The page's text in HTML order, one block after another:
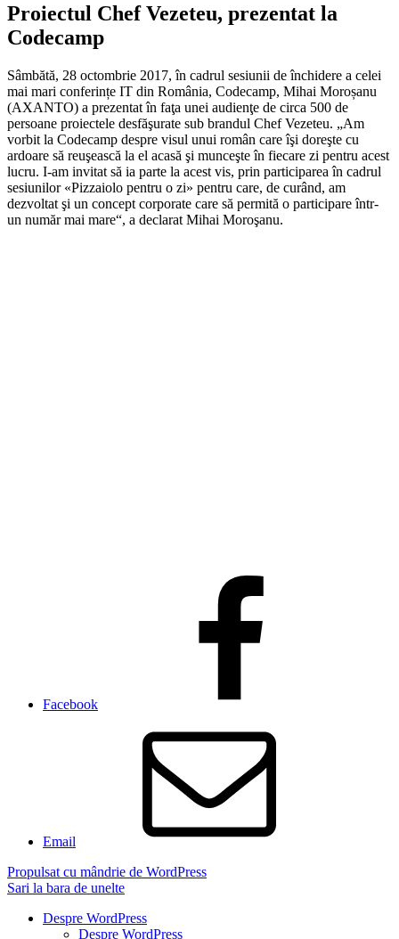
Proiectul Chef Vezeteu, prezentat la
Codecamp
Sâmbătă, 28 octombrie 2017, în cadrul sesiunii de închidere a celei
mai mari conferințe IT din România, Codecamp, Mihai Moroșanu
(AXANTO) a prezentat în faţa unei audienţe de circa 500 de
persoane proiectele desfăşurate sub brandul Chef Vezeteu. „Am
vorbit la Codecamp despre visul unui român care îşi doreşte cu
ardoare să reuşească la el acasă şi munceşte în fiecare zi pentru acest
lucru. I-am invitat să ia parte la acest vis, prin participarea în cadrul
sesiunilor «Pizzaiolo pentru o zi» pentru care, de curând, am
dezvoltat şi un concept corporate care să permită o participare într-
un număr mai mare“, a declarat Mihai Moroşanu.
Facebook
Email
Propulsat cu mândrie de WordPress
Sari la bara de unelte
Despre WordPress
Despre WordPress